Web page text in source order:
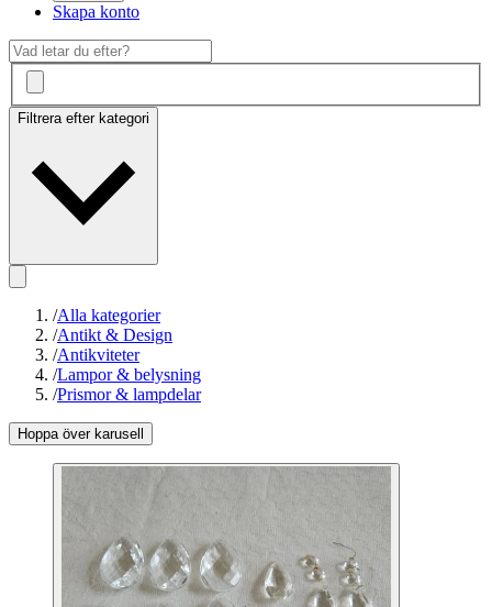
Skapa konto
Filtrera efter kategori
/Alla kategorier
/Antikt & Design
/Antikviteter
/Lampor & belysning
/Prismor & lampdelar
Hoppa över karusell